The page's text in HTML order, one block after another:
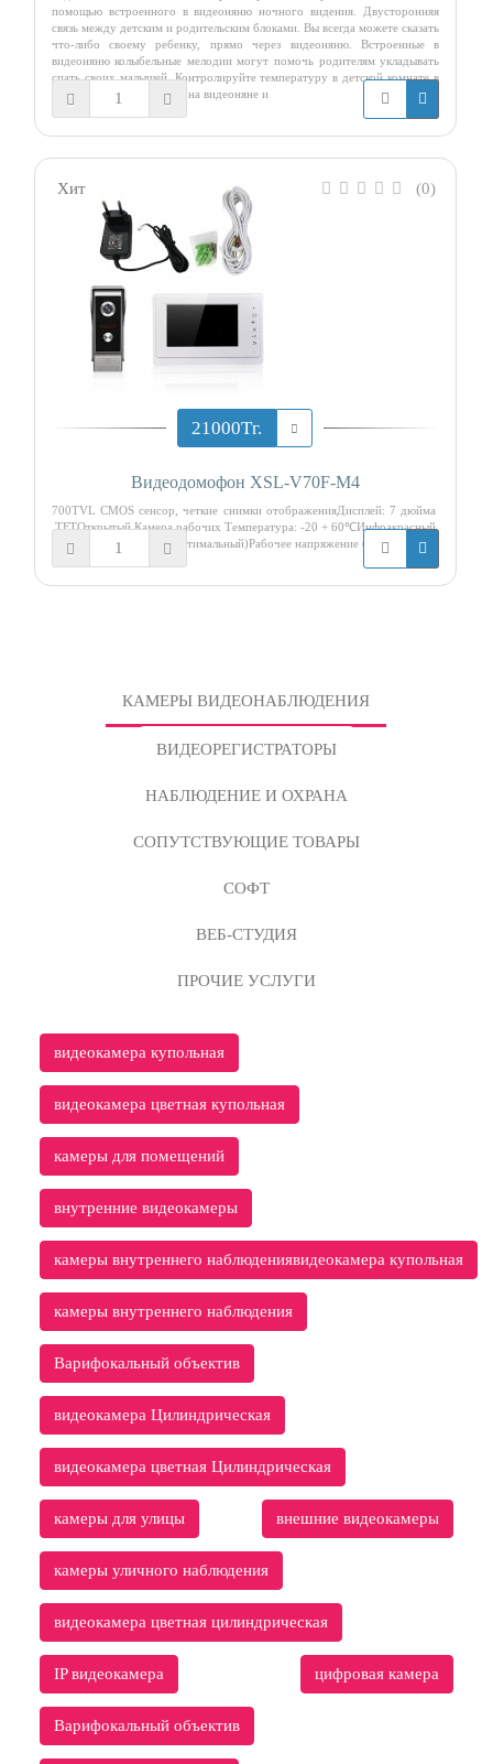
помощью встроенного в видеоняню ночного видения. Двусторонняя
связь между детским и родительским блоками. Вы всегда можете сказать
что-либо своему ребенку, прямо через видеоняню. Встроенные в
видеоняню колыбельные мелодии могут помочь родителям укладывать
спать своих малышей. Контролируйте температуру в детской комнате в
течении всего дня прямо на видеоняне и
(0)
Хит
21000Тг.
Видеодомофон XSL-V70F-M4
700TVL CMOS сенсор, четкие снимки отображенияДисплей: 7 дюйма
TFTОткрытый Камера рабочих Температура: -20 + 60℃Инфракрасный,
Расстояние: 0.2-1.0 м (оптимальный)Рабочее напряжение (V) -100-240
КАМЕРЫ ВИДЕОНАБЛЮДЕНИЯ
ВИДЕОРЕГИСТРАТОРЫ
НАБЛЮДЕНИЕ И ОХРАНА
СОПУТСТВУЮЩИЕ ТОВАРЫ
СОФТ
ВЕБ-СТУДИЯ
ПРОЧИЕ УСЛУГИ
видеокамера купольная
видеокамера цветная купольная
камеры для помещений
внутренние видеокамеры
камеры внутреннего наблюдениявидеокамера купольная
камеры внутреннего наблюдения
Варифокальный объектив
видеокамера Цилиндрическая
видеокамера цветная Цилиндрическая
камеры для улицы внешние видеокамеры
камеры уличного наблюдения
видеокамера цветная цилиндрическая
IP видеокамера цифровая камера
Варифокальный объектив